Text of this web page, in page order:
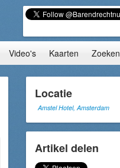
Video's Kaarten Zoeken
Locatie
Amstel Hotel, Amsterdam
Artikel delen